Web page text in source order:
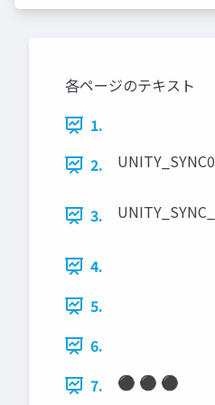
各ページのテキスト
1.
2.
3.
4.
5.
6.
7.
⚫ ⚫ ⚫